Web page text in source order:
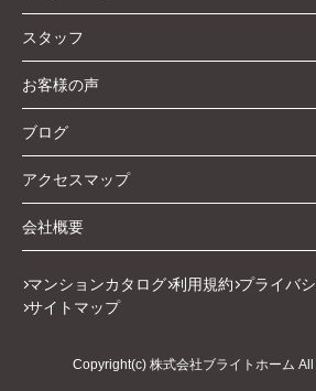
スタッフ
お客様の声
ブログ
アクセスマップ
会社概要
マンションカタログ 利用規約 プライバ
サイトマップ
Copyright(c) 株式会社ブライトホーム